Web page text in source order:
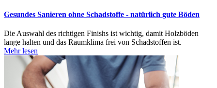
Gesundes Sanieren ohne Schadstoffe - natürlich gute Böden
Die Auswahl des richtigen Finishs ist wichtig, damit Holzböden
lange halten und das Raumklima frei von Schadstoffen ist.
Mehr lesen